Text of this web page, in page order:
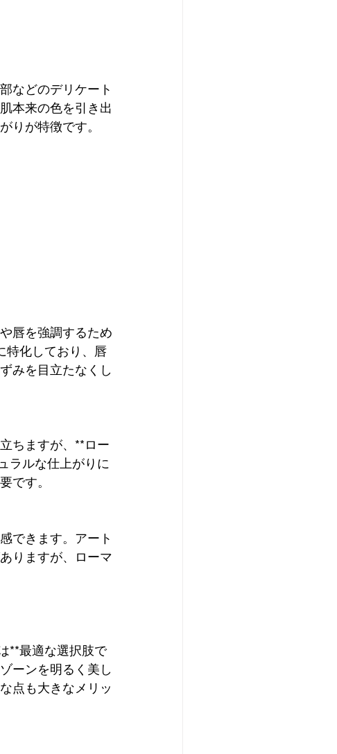
などのデリケート
本来の色を引き出
りが特徴です。
唇を強調するため
特化しており、唇
みを目立たなくし
ちますが、**ロー
ラルな仕上がりに
です。
できます。アート
りますが、ローマ
**最適な選択肢で
ーンを明るく美し
点も大きなメリッ